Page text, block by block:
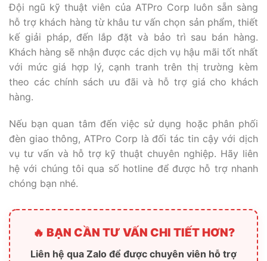
Đội ngũ kỹ thuật viên của ATPro Corp luôn sẵn sàng
hỗ trợ khách hàng từ khâu tư vấn chọn sản phẩm, thiết
kế giải pháp, đến lắp đặt và bảo trì sau bán hàng.
Khách hàng sẽ nhận được các dịch vụ hậu mãi tốt nhất
với mức giá hợp lý, cạnh tranh trên thị trường kèm
theo các chính sách ưu đãi và hỗ trợ giá cho khách
hàng.
Nếu bạn quan tâm đến việc sử dụng hoặc phân phối
đèn giao thông, ATPro Corp là đối tác tin cậy với dịch
vụ tư vấn và hỗ trợ kỹ thuật chuyên nghiệp. Hãy liên
hệ với chúng tôi qua số hotline để được hỗ trợ nhanh
chóng bạn nhé.
🔥 BẠN CẦN TƯ VẤN CHI TIẾT HƠN?
Liên hệ qua Zalo để được chuyên viên hỗ trợ